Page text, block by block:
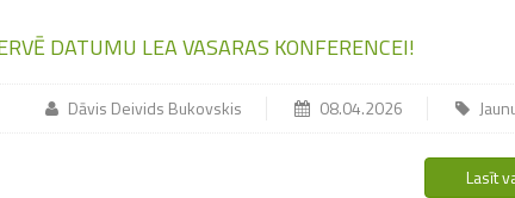
DATUMU LEA VASARAS KONFERENCEI!
Dāvis Deivids Bukovskis 08.04.2026
Lasīt